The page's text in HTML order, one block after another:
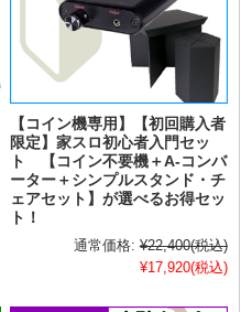
【コイン機専用】【初回購入者
限定】家スロ初心者入門セッ
ト 【コイン不要機＋A-コンバ
ーター＋シンプルスタンド・チ
ェアセット】が選べるお得セッ
ト！
通常価格: ¥22,400(税込)
¥17,920(税込)